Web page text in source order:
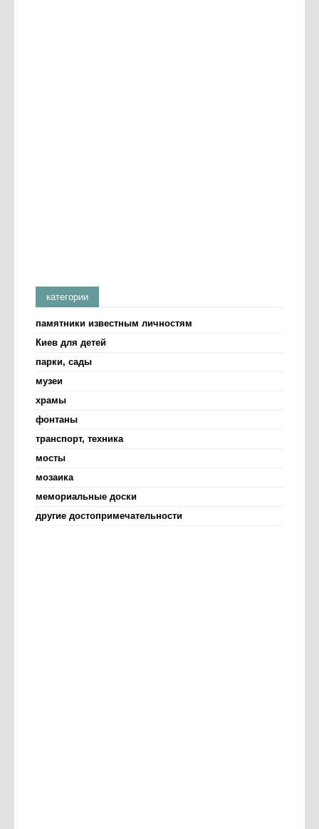
категории
памятники известным личностям
Киев для детей
парки, сады
музеи
храмы
фонтаны
транспорт, техника
мосты
мозаика
мемориальные доски
другие достопримечательности